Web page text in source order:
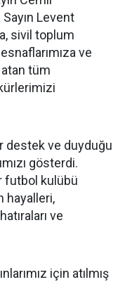
Levent
sivil toplum
ve
tüm
destek ve duyduğu
gösterdi.
futbol kulübü
hayalleri,
ve
için atılmış